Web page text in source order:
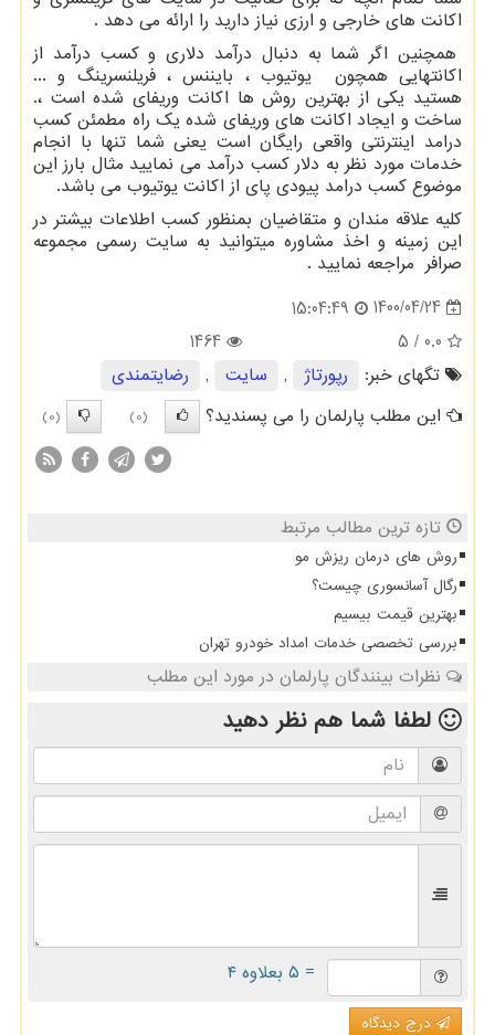
اکانت های خارجی و ارزی نیاز دارید را ارائه می دهد .
همچنین اگر شما به دنبال درآمد دلاری و کسب درآمد از
اکانتهایی همچون یوتیوب ، بایننس ، فریلنسرینگ و ...
هستید یکی از بهترین روش ها اکانت وریفای شده است ،.
ساخت و ایجاد اکانت های وریفای شده یک راه مطمئن کسب
درامد اینترنتی واقعی رایگان است یعنی شما تنها با انجام
خدمات مورد نظر به دلار کسب درآمد می نمایید مثال بارز این
موضوع کسب درامد پیودی پای از اکانت یوتیوب می باشد.
کلیه علاقه مندان و متقاضیان بمنظور کسب اطلاعات بیشتر در
این زمینه و اخذ مشاوره میتوانید به سایت رسمی مجموعه
صرافر مراجعه نمایید .
1400/04/24
15:04:49
0.0
/ 5
1464
تگهای خبر:
رپورتاژ , سایت ,
رضایتمندی
این مطلب پارلمان را می پسندید؟
(0)
(0)
تازه ترین مطالب مرتبط
روش های درمان ریزش مو
رگال آسانسوری چیست؟
بهترین قیمت بیسیم
بررسی تخصصی خدمات امداد خودرو تهران
نظرات بینندگان پارلمان در مورد این مطلب
لطفا شما همنظر دهید
= ۵ بعلاوه ۴
درج دیدگاه